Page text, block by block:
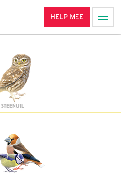
HELP MEE
STEENUIL